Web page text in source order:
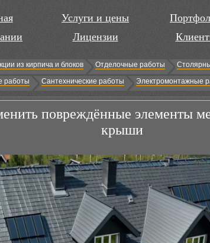
Услуги и цены
Лицензии
из кирпича и блоков Отделочные работы
работы Сантехнические работы Электромонтажные
повреждённые элементы
крыши